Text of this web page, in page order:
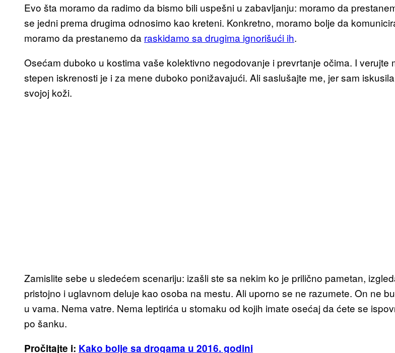
Evo šta moramo da radimo da bismo bili uspešni u zabavljanju: moramo da
se jedni prema drugima odnosimo kao kreteni. Konkretno, moramo bolje da
moramo da prestanemo da raskidamo sa drugima ignorišući ih.
Osećam duboko u kostima vaše kolektivno negodovanje i prevrtanje očima. I verujte
stepen iskrenosti je i za mene duboko ponižavajući. Ali saslušajte me, jer sam
svojoj koži.
Zamislite sebe u sledećem scenariju: izašli ste sa nekim ko je prilično pametan,
pristojno i uglavnom deluje kao osoba na mestu. Ali uporno se ne razumete. On ne
u vama. Nema vatre. Nema leptirića u stomaku od kojih imate osećaj da ćete se
po šanku.
Pročitajte i: Kako bolje sa drogama u 2016. godini